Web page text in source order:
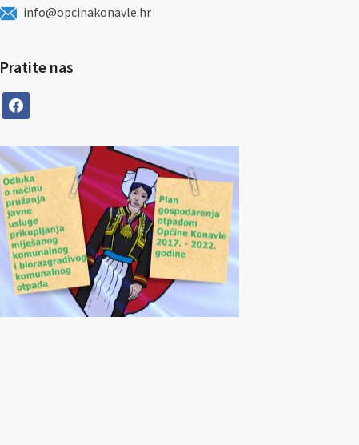
info@opcinakonavle.hr
Pratite nas
facebook